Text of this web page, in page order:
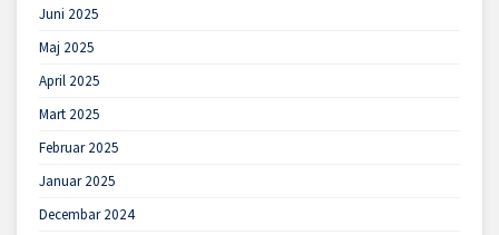
Juni 2025
Maj 2025
April 2025
Mart 2025
Februar 2025
Januar 2025
Decembar 2024